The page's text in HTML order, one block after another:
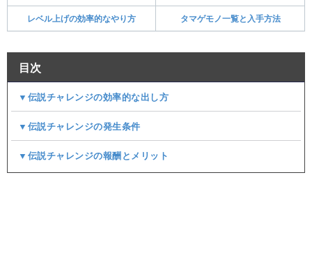
レベル上げの効率的なやり方 タマゲモノ一覧と入手方法
目次
▼伝説チャレンジの効率的な出し方
▼伝説チャレンジの発生条件
▼伝説チャレンジの報酬とメリット